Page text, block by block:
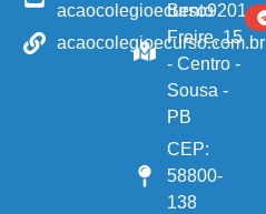
acaocolegioecurso9201
acaocolegioecurso.com.br
Bento
Freire, 15
- Centro -
Sousa -
PB
CEP:
58800-
138